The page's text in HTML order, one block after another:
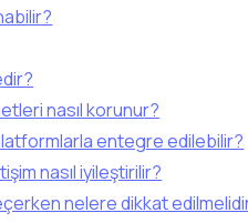
nasıl korunur?
entegre edilebilir?
nasıl iyileştirilir?
nelere dikkat